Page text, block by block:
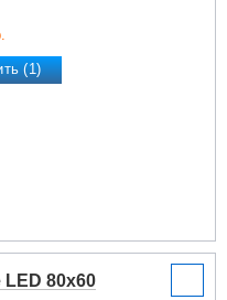
(1)
LED 80x60